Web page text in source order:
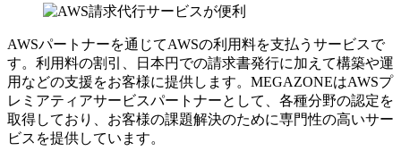
AWSパートナーを通じてAWSの利用料を支払うサービスで
す。利用料の割引、日本円での請求書発行に加えて構築や運
用などの支援をお客様に提供します。MEGAZONEはAWSプ
レミアティアサービスパートナーとして、各種分野の認定を
取得しており、お客様の課題解決のために専門性の高いサー
ビスを提供しています。